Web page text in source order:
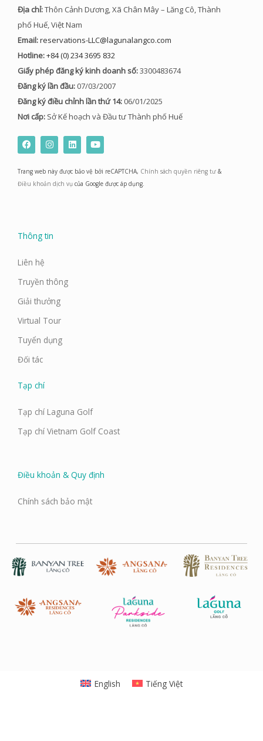
Địa chỉ:Thôn Cảnh Dương, Xã Chân Mây – Lăng Cô, Thành
phố Huế, Việt Nam
Email:reservations-LLC@lagunalangco.com
Hotline:+84 (0) 234 3695 832
Giấy phép đăng ký kinh doanh số:3300483674
Đăng ký lần đầu: 07/03/2007
Đăng ký điều chỉnh lần thứ 14: 06/01/2025
Nơi cấp: Sở Kế hoạch và Đầu tư Thành phố Huế
F
a
c
b
o
I
n
s
a
g
L
i
n
e
d
Y
o
u
u
b
Trang web này được bảo vệ bởi reCAPTCHA, Chính sách quyền riêng tư &
Điều khoản dịch vụ của Google được áp dụng.
Thông tin
Liên hệ
Truyền thông
Giải thưởng
Virtual Tour
Tuyển dụng
Đối tác
Tạp chí
Tạp chí Laguna Golf
Tạp chí Vietnam Golf Coast
Điều khoản & Quy định
Chính sách bảo mật
English Tiếng Việt